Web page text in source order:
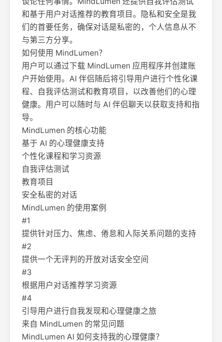
和基于用户对话推荐的教育项目。隐私和安全是我
们的首要任务，确保对话是私密的，个人信息从不
与第三方分享。
如何使用 MindLumen？
用户可以通过下载 MindLumen 应用程序并创建账
户开始使用。AI 伴侣随后将引导用户进行个性化课
程、自我评估测试和教育项目，以改善他们的心理
健康。用户可以随时与 AI 伴侣聊天以获取支持和指
导。
MindLumen 的核心功能
基于 AI 的心理健康支持
个性化课程和学习资源
自我评估测试
教育项目
安全私密的对话
MindLumen 的使用案例
#1
提供针对压力、焦虑、倦怠和人际关系问题的支持
#2
提供一个无评判的开放对话安全空间
#3
根据用户对话推荐学习资源
#4
引导用户进行自我发现和心理健康之旅
来自 MindLumen 的常见问题
MindLumen AI 如何支持我的心理健康？